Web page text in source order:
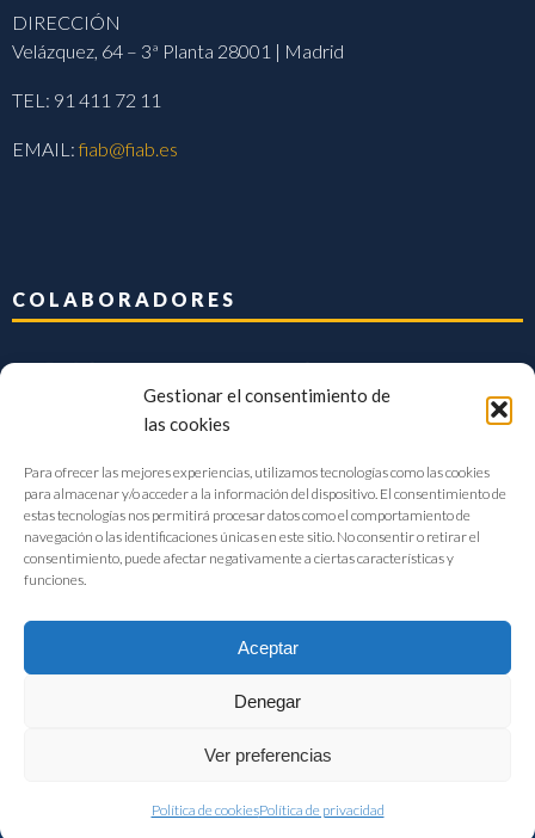
Gestionar el consentimiento de
las cookies
Para ofrecer las mejores experiencias, utilizamos tecnologías como las cookies
para almacenar y/o acceder a la información del dispositivo. El consentimiento de
estas tecnologías nos permitirá procesar datos como el comportamiento de
navegación o las identificaciones únicas en este sitio. No consentir o retirar el
consentimiento, puede afectar negativamente a ciertas características y
funciones.
Aceptar
Denegar
Ver preferencias
Política de cookiesPolítica de privacidad
DIRECCIÓN
Velázquez, 64 – 3ª Planta 28001 | Madrid
TEL: 91 411 72 11
EMAIL:fiab@fiab.es
COLABORADORES
FIAB Federación Española de Industrias de la Alimentación y Bebidas